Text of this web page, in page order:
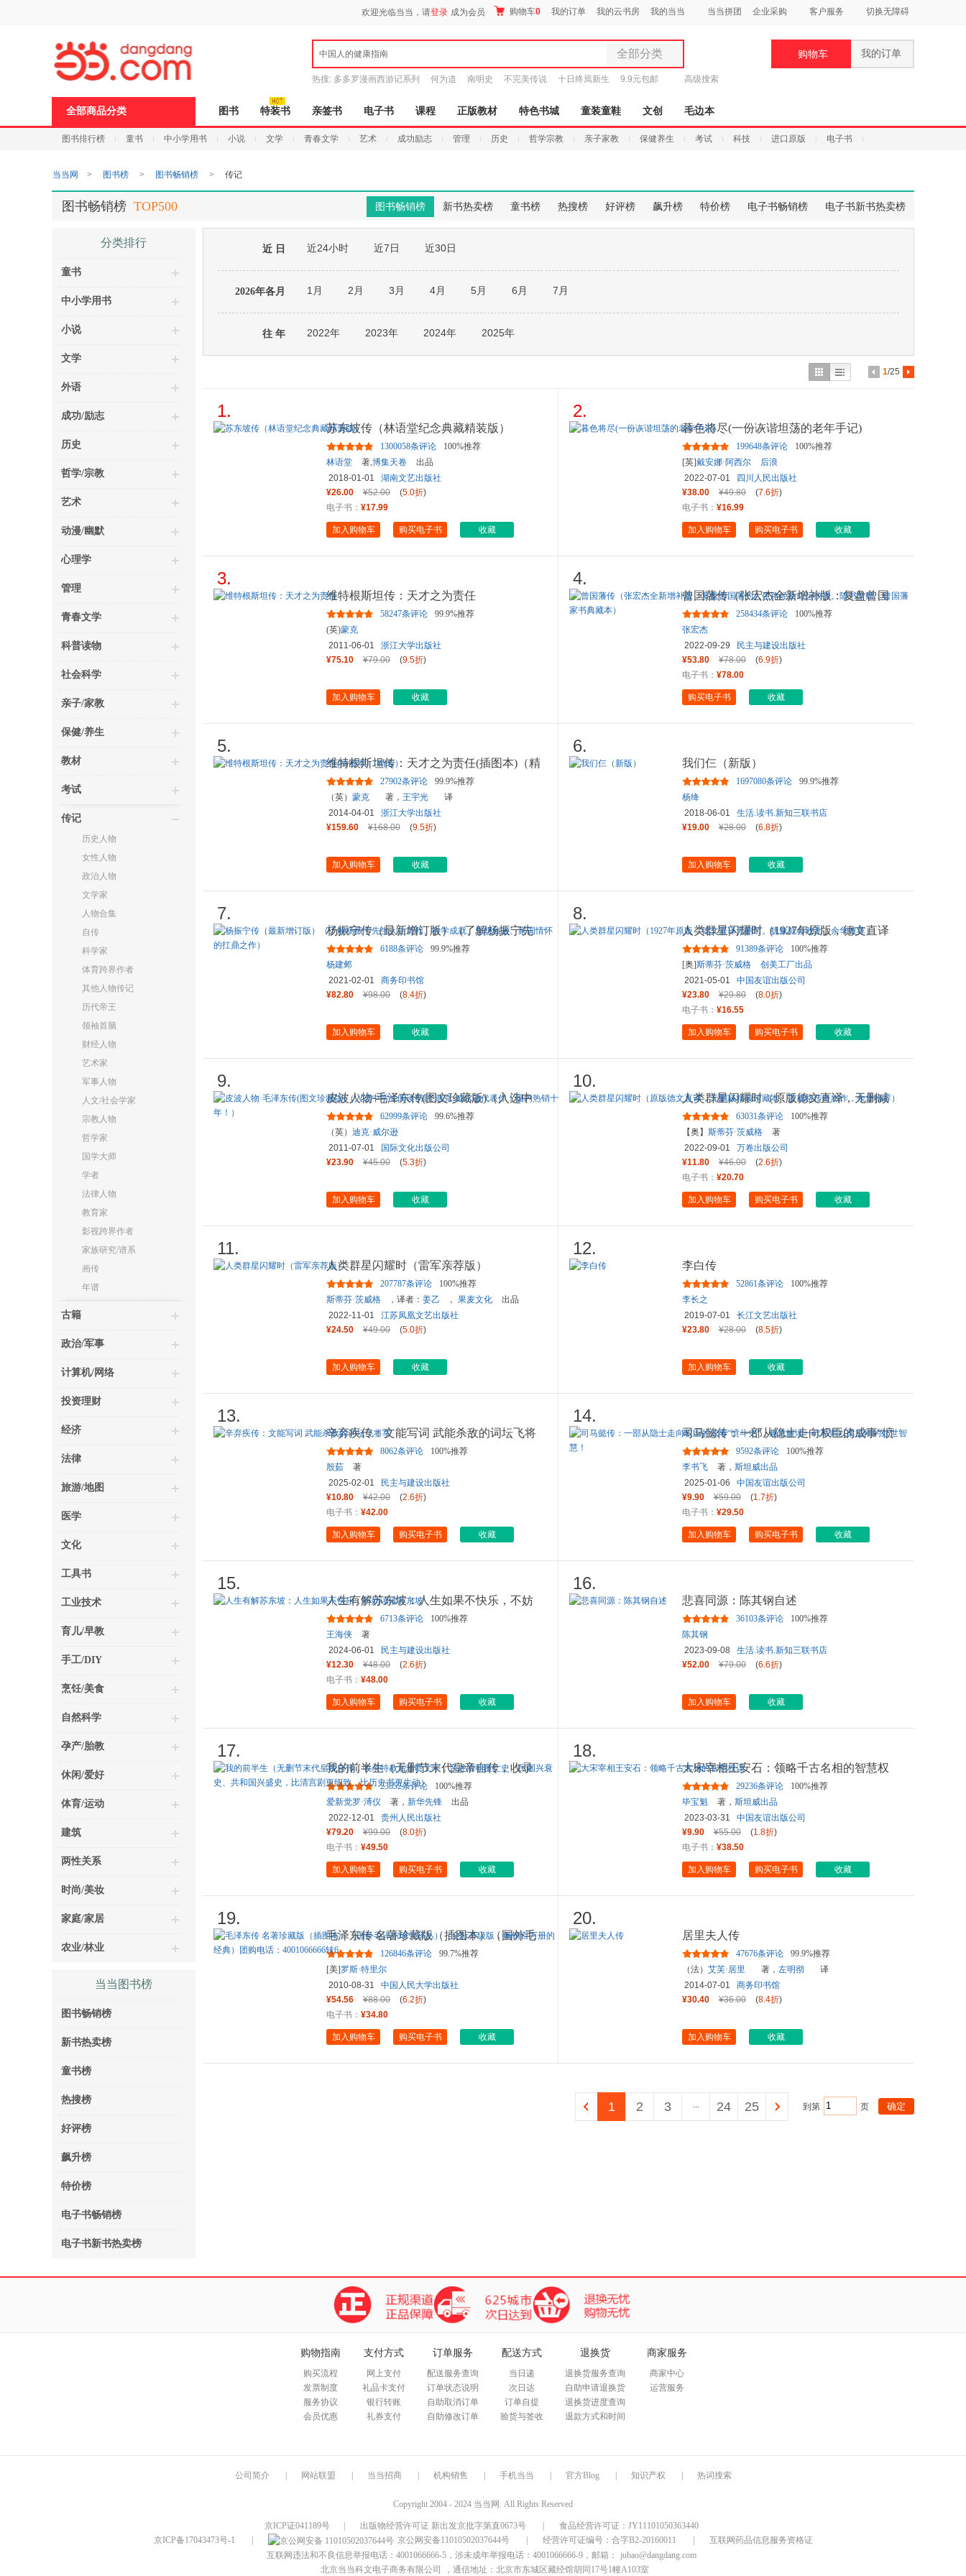
欢迎光临当当，请登录 成为会员 购物车0 我的订单 我的云书房 我的当当 当当拼团 企业采购 客户服务 切换无障碍
中国人的健康指南 全部分类
全部分类
图书
电子书
音像
玩具
孕婴服饰
热搜: 多多罗漫画西游记系列 何为道 南明史 不完美传说 十日终焉新生 9.9元包邮 高级搜索
购物车 我的订单
全部商品分类 图书 特装书 亲签书 电子书 课程 正版教材 特色书城 童装童鞋 文创 毛边本
图书排行榜 童书 中小学用书 小说 文学 青春文学 艺术 成功励志 管理 历史 哲学宗教 亲子家教 保健养生 考试 科技 进口原版 电子书
当当网 > 图书榜 > 图书畅销榜 > 传记
图书畅销榜 新书热卖榜 童书榜 热搜榜 好评榜 飙升榜 特价榜 电子书畅销榜 电子书新书热卖榜
图书畅销榜 TOP500
分类排行
童书
中小学用书
小说
文学
外语
成功/励志
历史
哲学/宗教
艺术
动漫/幽默
心理学
管理
青春文学
科普读物
社会科学
亲子/家教
保健/养生
教材
考试
传记
历史人物
女性人物
政治人物
文学家
人物合集
自传
科学家
体育跨界作者
其他人物传记
历代帝王
领袖首脑
财经人物
艺术家
军事人物
人文/社会学家
宗教人物
哲学家
国学大师
学者
法律人物
教育家
影视跨界作者
家族研究/谱系
画传
年谱
古籍
政治/军事
计算机/网络
投资理财
经济
法律
旅游/地图
医学
文化
工具书
工业技术
育儿/早教
手工/DIY
烹饪/美食
自然科学
孕产/胎教
休闲/爱好
体育/运动
建筑
两性关系
时尚/美妆
家庭/家居
农业/林业
当当图书榜
图书畅销榜
新书热卖榜
童书榜
热搜榜
好评榜
飙升榜
特价榜
电子书畅销榜
电子书新书热卖榜
近 日 近24小时 近7日 近30日
2026年各月 1月 2月 3月 4月 5月 6月 7月
往 年 2022年 2023年 2024年 2025年
1/25
1.
苏东坡传（林语堂纪念典藏精装版）
1300058条评论
100%推荐
林语堂
著,博集天卷
出品
2018-01-01
湖南文艺出版社
¥26.00
¥52.00 (5.0折)
电子书： ¥17.99
加入购物车 购买电子书 收藏
2.
暮色将尽(一份诙谐坦荡的老年手记)
199648条评论
100%推荐
[英]戴安娜·阿西尔
后浪
2022-07-01
四川人民出版社
¥38.00
¥49.80 (7.6折)
电子书： ¥16.99
加入购物车 购买电子书 收藏
3.
维特根斯坦传：天才之为责任
58247条评论
99.9%推荐
(英)蒙克
2011-06-01
浙江大学出版社
¥75.10
¥79.00 (9.5折)
加入购物车 收藏
4.
曾国藩传（张宏杰全新增补版：复盘曾国
藩的人生路径及命运抉择。...
258434条评论
100%推荐
张宏杰
2022-09-29
民主与建设出版社
¥53.80
¥78.00 (6.9折)
电子书： ¥78.00
购买电子书 收藏
5.
维特根斯坦传：天才之为责任(插图本)（精
装）
27902条评论
99.9%推荐
（英） 蒙克 著， 王宇光
译
2014-04-01
浙江大学出版社
¥159.60
¥168.00 (9.5折)
加入购物车 收藏
6.
我们仨（新版）
1697080条评论
99.9%推荐
杨绛
2018-06-01
生活.读书.新知三联书店
¥19.00
¥28.00 (6.8折)
加入购物车 收藏
7.
杨振宁传（最新增订版）（了解杨振宁先
生人生历程、科学成就、思...
6188条评论
99.9%推荐
杨建邺
2021-02-01
商务印书馆
¥82.80
¥98.00 (8.4折)
加入购物车 收藏
8.
人类群星闪耀时（1927年原版，德文直译
无删节。犹豫就会败北，余...
91389条评论
100%推荐
[奥]斯蒂芬·茨威格
创美工厂出品
2021-05-01
中国友谊出版公司
¥23.80
¥29.80 (8.0折)
电子书： ¥16.55
加入购物车 购买电子书 收藏
9.
皮波人物·毛泽东传(图文珍藏版)（入选中
学生阅读书目!迪克·威尔...
62999条评论
99.6%推荐
（英） 迪克·威尔逊
2011-07-01
国际文化出版公司
¥23.90
¥45.00 (5.3折)
加入购物车 收藏
10.
人类群星闪耀时（原版德文直译，无删减
精装珍藏本，茨威格传奇杰...
63031条评论
100%推荐
【奥】 斯蒂芬·茨威格
著
2022-09-01
万卷出版公司
¥11.80
¥46.00 (2.6折)
电子书： ¥20.70
加入购物车 购买电子书 收藏
11.
人类群星闪耀时（雷军亲荐版）
207787条评论
100%推荐
斯蒂芬·茨威格
，译者： 姜乙 ， 果麦文化
出品
2022-11-01
江苏凤凰文艺出版社
¥24.50
¥49.00 (5.0折)
加入购物车 收藏
12.
李白传
52861条评论
100%推荐
李长之
2019-07-01
长江文艺出版社
¥23.80
¥28.00 (8.5折)
加入购物车 收藏
13.
辛弃疾传：文能写词 武能杀敌的词坛飞将
军
8062条评论
100%推荐
殷茹
著
2025-02-01
民主与建设出版社
¥10.80
¥42.00 (2.6折)
电子书： ¥42.00
加入购物车 购买电子书 收藏
14.
司马懿传：一部从隐士走向权臣的成事“愤
斗史”，趣笔解读一代军...
9592条评论
100%推荐
李书飞
著， 斯坦威出品
2025-01-06
中国友谊出版公司
¥9.90
¥59.00 (1.7折)
电子书： ¥29.50
加入购物车 购买电子书 收藏
15.
人生有解苏东坡：人生如果不快乐，不妨
读读苏东坡6713条评论
100%推荐
王海侠
著
2024-06-01
民主与建设出版社
¥12.30
¥48.00 (2.6折)
电子书： ¥48.00
加入购物车 购买电子书 收藏
16.
悲喜同源：陈其钢自述
36103条评论
100%推荐
陈其钢
2023-09-08
生活.读书.新知三联书店
¥52.00
¥79.00 (6.6折)
加入购物车 收藏
17.
我的前半生（无删节末代皇帝自传，收录
特赦后珍贵文字，亲述清朝...
23852条评论
100%推荐
爱新觉罗·溥仪
著， 新华先锋
出品
2022-12-01
贵州人民出版社
¥79.20
¥99.00 (8.0折)
电子书： ¥49.50
加入购物车 购买电子书 收藏
18.
大宋宰相王安石：领略千古名相的智慧权
谋
29236条评论
100%推荐
毕宝魁
著， 斯坦威出品
2023-03-31
中国友谊出版公司
¥9.90
¥55.00 (1.8折)
电子书： ¥38.50
加入购物车 购买电子书 收藏
19.
毛泽东传 名著珍藏版（插图本）（国外毛
泽东研究译丛）（全新升级...
126846条评论
99.7%推荐
[美]罗斯·特里尔
2010-08-31
中国人民大学出版社
¥54.56
¥88.00 (6.2折)
电子书： ¥34.80
加入购物车 购买电子书 收藏
20.
居里夫人传
47676条评论
99.9%推荐
（法） 艾芙·居里 著， 左明彻
译
2014-07-01
商务印书馆
¥30.40
¥36.00 (8.4折)
加入购物车 收藏
1 2 3 ... 24 25 到第 页
购物指南
购买流程
发票制度
服务协议
会员优惠
支付方式
网上支付
礼品卡支付
银行转账
礼券支付
订单服务
配送服务查询
订单状态说明
自助取消订单
自助修改订单
配送方式
当日递
次日达
订单自提
验货与签收
退换货
退换货服务查询
自助申请退换货
退换货进度查询
退款方式和时间
商家服务
商家中心
运营服务
公司简介 网站联盟 当当招商 机构销售 手机当当 官方Blog 知识产权 热词搜索
Copyright 2004 - 2024 当当网. All Rights Reserved
京ICP证041189号 出版物经营许可证 新出发京批字第直0673号
食品经营许可证：JY11101050363440
京ICP备17043473号-1
京公网安备11010502037644号 经营许可证编号：合字B2-20160011
互联网药品信息服务资格证
互联网违法和不良信息举报电话：4001066666-5，涉未成年举报电话：4001066666-9，邮箱：
jubao@dangdang.com
北京当当科文电子商务有限公司
，通信地址：北京市东城区藏经馆胡同17号1幢A103室
页